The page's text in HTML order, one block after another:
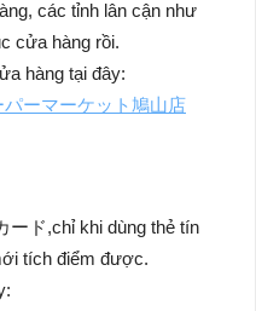
các tỉnh lân cận như
cửa hàng rồi.
hàng tại đây:
パーマーケット鳩山店
ード,chỉ khi dùng thẻ tín
tích điểm được.